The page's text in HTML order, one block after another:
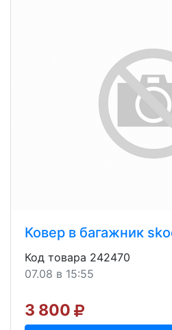
Ковер в багажник
Код товара 242470
07.08 в 15:55
3 800